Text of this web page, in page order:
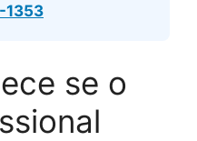
1353
se o